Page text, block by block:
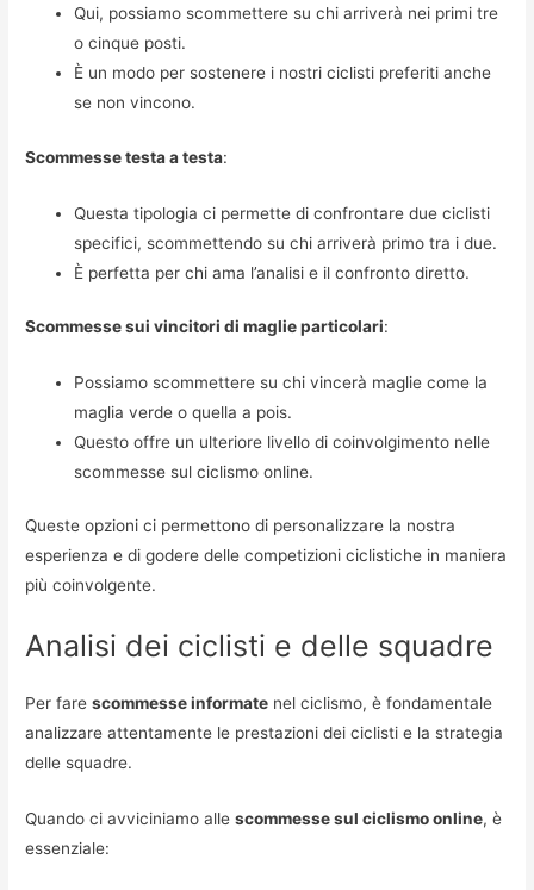
Qui, possiamo scommettere su chi arriverà nei primi tre
o cinque posti.
È un modo per sostenere i nostri ciclisti preferiti anche
se non vincono.
Scommesse testa a testa:
Questa tipologia ci permette di confrontare due ciclisti
specifici, scommettendo su chi arriverà primo tra i due.
È perfetta per chi ama l’analisi e il confronto diretto.
Scommesse sui vincitori di maglie particolari:
Possiamo scommettere su chi vincerà maglie come la
maglia verde o quella a pois.
Questo offre un ulteriore livello di coinvolgimento nelle
scommesse sul ciclismo online.
Queste opzioni ci permettono di personalizzare la nostra
esperienza e di godere delle competizioni ciclistiche in maniera
più coinvolgente.
Analisi dei ciclisti e delle squadre
Per farescommesse informate nel ciclismo, è fondamentale
analizzare attentamente le prestazioni dei ciclisti e la strategia
delle squadre.
Quando ci avviciniamo allescommesse sul ciclismo online, è
essenziale: